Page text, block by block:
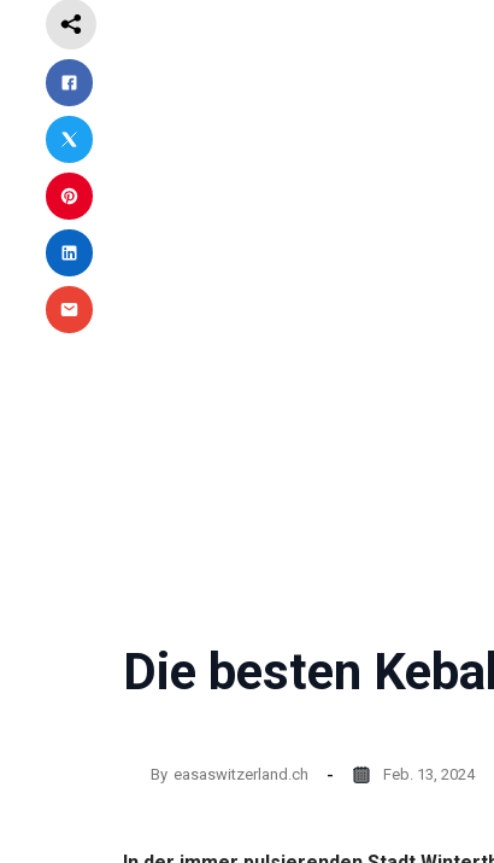
Die besten
By easaswitzerland.ch Feb. 13, 2024